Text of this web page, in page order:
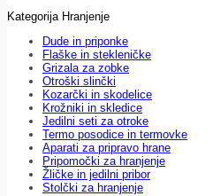
Kategorija Hranjenje
Dude in priponke
Flaške in stekleničke
Grizala za zobke
Otroški slinčki
Kozarčki in skodelice
Krožniki in skledice
Jedilni seti za otroke
Termo posodice in termovke
Aparati za pripravo hrane
Pripomočki za hranjenje
Žličke in jedilni pribor
Stolčki za hranjenje